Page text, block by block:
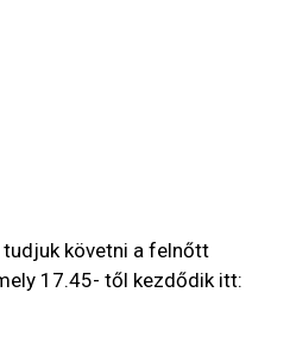
tudjuk követni a felnőtt
17.45- től kezdődik itt: